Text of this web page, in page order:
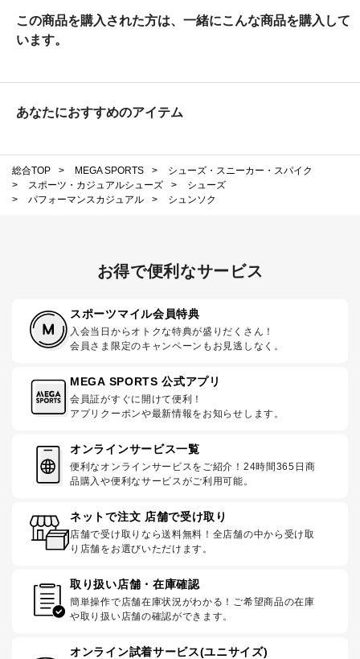
この商品を購入された方は、一緒にこんな商品を購入して
います。
あなたにおすすめのアイテム
総合TOP > MEGA SPORTS >
シューズ・スニーカー・スパイク
>
スポーツ・カジュアルシューズ >
シューズ
>
パフォーマンスカジュアル > シュンソク
お得で便利なサービス
スポーツマイル会員特典
入会当日からオトクな特典が盛りだくさん！
会員さま限定のキャンペーンもお見逃しなく。
MEGA SPORTS 公式アプリ
会員証がすぐに開けて便利！
アプリクーポンや最新情報をお知らせします。
オンラインサービス一覧
便利なオンラインサービスをご紹介！24時間365日商
品購入や便利なサービスがご利用可能。
ネットで注文 店舗で受け取り
店舗で受け取りなら送料無料！全店舗の中から受け取
り店舗をお選びいただけます。
取り扱い店舗・在庫確認
簡単操作で店舗在庫状況がわかる！ご希望商品の在庫
や取り扱い店舗の確認ができます。
オンライン試着サービス(ユニサイズ)